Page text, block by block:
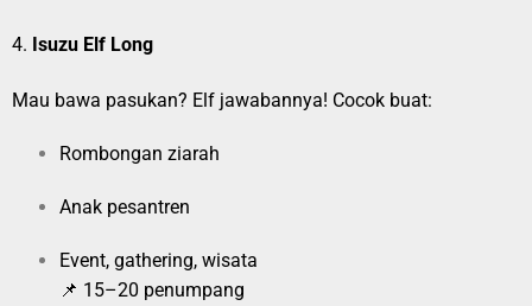
4. Isuzu Elf Long
Mau bawa pasukan? Elf jawabannya! Cocok buat:
Rombongan ziarah
Anak pesantren
Event, gathering, wisata
📌 15–20 penumpang